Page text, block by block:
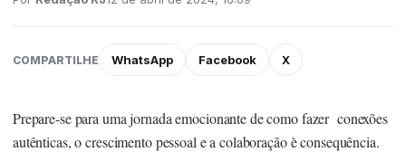
COMPARTILHE WhatsApp Facebook X
Prepare-se para uma jornada emocionante de como fazer conexões
autênticas, o crescimento pessoal e a colaboração è consequência.